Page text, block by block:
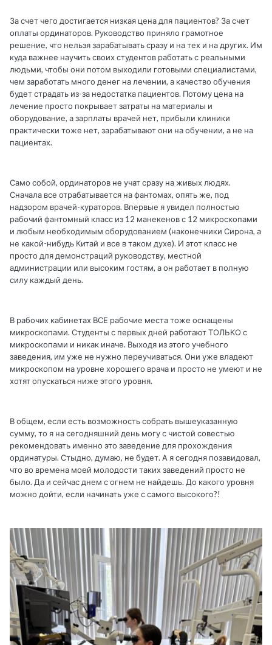
За счет чего достигается низкая цена для пациентов? За счет
оплаты ординаторов. Руководство приняло грамотное
решение, что нельзя зарабатывать сразу и на тех и на других. Им
куда важнее научить своих студентов работать с реальными
людьми, чтобы они потом выходили готовыми специалистами,
чем заработать много денег на лечении, а качество обучения
будет страдать из-за недостатка пациентов. Потому цена на
лечение просто покрывает затраты на материалы и
оборудование, а зарплаты врачей нет, прибыли клиники
практически тоже нет, зарабатывают они на обучении, а не на
пациентах.
Само собой, ординаторов не учат сразу на живых людях.
Сначала все отрабатывается на фантомах, опять же, под
надзором врачей-кураторов. Впервые я увидел полностью
рабочий фантомный класс из 12 манекенов с 12 микроскопами
и любым необходимым оборудованием (наконечники Сирона, а
не какой-нибудь Китай и все в таком духе). И этот класс не
просто для демонстраций руководству, местной
администрации или высоким гостям, а он работает в полную
силу каждый день.
В рабочих кабинетах ВСЕ рабочие места тоже оснащены
микроскопами. Студенты с первых дней работают ТОЛЬКО с
микроскопами и никак иначе. Выходя из этого учебного
заведения, им уже не нужно переучиваться. Они уже владеют
микроскопом на уровне хорошего врача и просто не умеют и не
хотят опускаться ниже этого уровня.
В общем, если есть возможность собрать вышеуказанную
сумму, то я на сегодняшний день могу с чистой совестью
рекомендовать именно это заведение для прохождения
ординатуры. Стыдно, думаю, не будет. А я сегодня позавидовал,
что во времена моей молодости таких заведений просто не
было. Да и сейчас днем с огнем не найдешь. До какого уровня
можно дойти, если начинать уже с самого высокого?!